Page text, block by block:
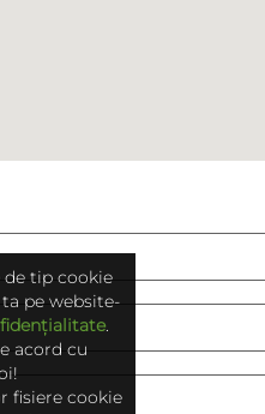
de tip cookie
pe website-
.
acord cu
fisiere cookie